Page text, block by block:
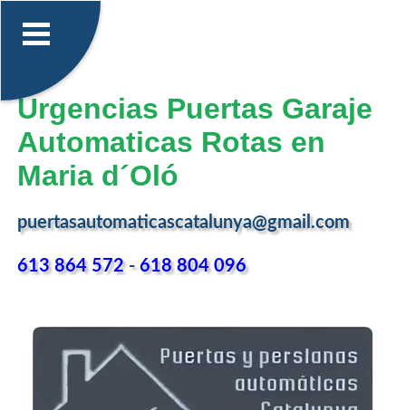
Urgencias Puertas Garaje
Automaticas Rotas en
Maria d´Oló
puertasautomaticascatalunya@gmail.com
613 864 572-618 804 096